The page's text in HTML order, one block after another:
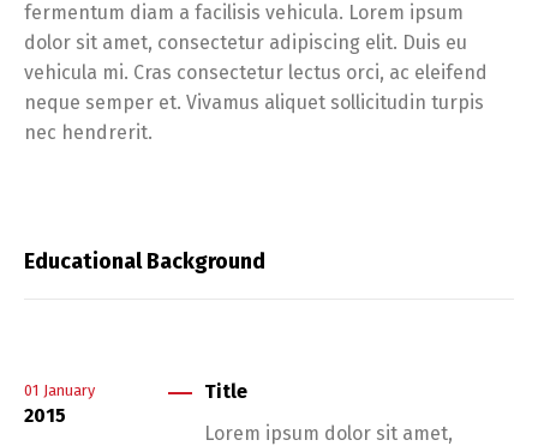
fermentum diam a facilisis vehicula. Lorem ipsum
dolor sit amet, consectetur adipiscing elit. Duis eu
vehicula mi. Cras consectetur lectus orci, ac eleifend
neque semper et. Vivamus aliquet sollicitudin turpis
nec hendrerit.
Educational Background
01 January
2015
Title
Lorem ipsum dolor sit amet,